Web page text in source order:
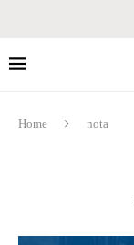
Home nota